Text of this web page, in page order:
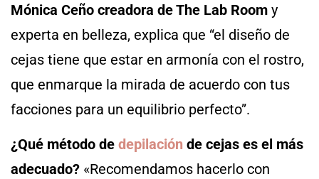
Mónica Ceño creadora de The Lab Room y
experta en belleza, explica que “el diseño de
cejas tiene que estar en armonía con el rostro,
que enmarque la mirada de acuerdo con tus
facciones para un equilibrio perfecto”.
¿Qué método de depilación de cejas es el más
adecuado? «Recomendamos hacerlo con